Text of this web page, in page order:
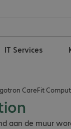
IT Services
CareFit
aan de muur